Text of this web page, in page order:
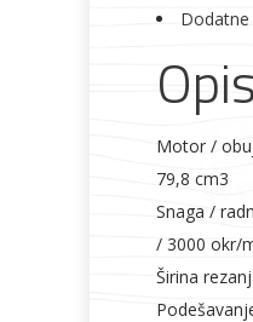
Opis
Motor /
79,8 cm3
Snaga /
/ 3000 okr/
Širina